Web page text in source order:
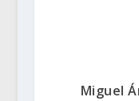
Miguel